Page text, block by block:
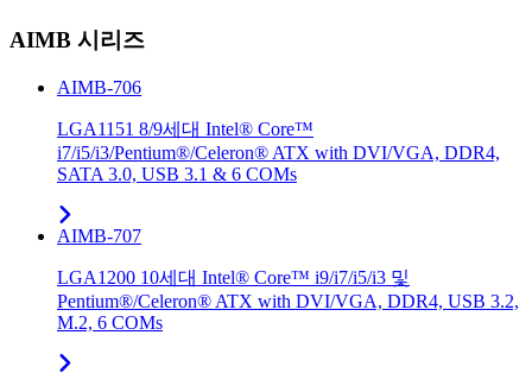
AIMB 시리즈
AIMB-706
LGA1151 8/9세대 Intel® Core™
i7/i5/i3/Pentium®/Celeron® ATX with DVI/VGA, DDR4,
SATA 3.0, USB 3.1 & 6 COMs
AIMB-707
LGA1200 10세대 Intel® Core™ i9/i7/i5/i3 및
Pentium®/Celeron® ATX with DVI/VGA, DDR4, USB 3.2,
M.2, 6 COMs